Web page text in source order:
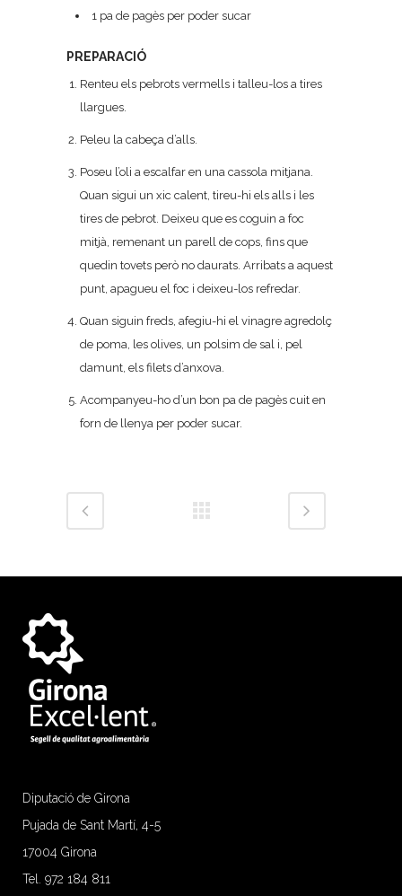
1 pa de pagès per poder sucar
PREPARACIÓ
Renteu els pebrots vermells i talleu-los a tires
llargues.
Peleu la cabeça d’alls.
Poseu l’oli a escalfar en una cassola mitjana.
Quan sigui un xic calent, tireu-hi els alls i les
tires de pebrot. Deixeu que es coguin a foc
mitjà, remenant un parell de cops, fins que
quedin tovets però no daurats. Arribats a aquest
punt, apagueu el foc i deixeu-los refredar.
Quan siguin freds, afegiu-hi el vinagre agredolç
de poma, les olives, un polsim de sal i, pel
damunt, els filets d’anxova.
Acompanyeu-ho d’un bon pa de pagès cuit en
forn de llenya per poder sucar.
Diputació de Girona
Pujada de Sant Martí, 4-5
17004 Girona
Tel. 972 184 811